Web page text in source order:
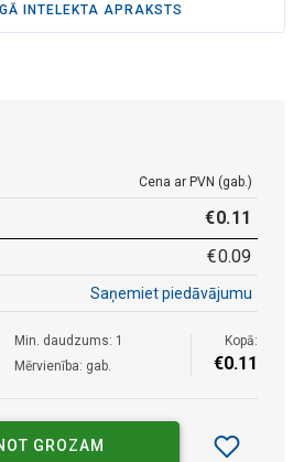
INTELEKTA APRAKSTS
Cena ar PVN (gab.)
€0.11
€0.09
Saņemiet piedāvājumu
Min. daudzums: 1
Mērvienība: gab.
Kopā:
€0.11
GROZAM